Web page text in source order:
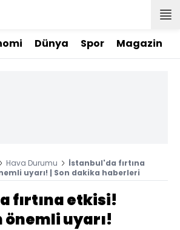
Dünya Spor Magazin
Hava Durumu
İstanbul'da fırtına
uyarı! | Son dakika haberleri
fırtına etkisi!
önemli uyarı!